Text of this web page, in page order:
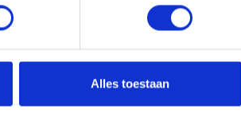
Alles toestaan